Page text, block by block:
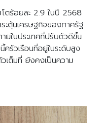
ตร้อยละ 2.9 ในปี 2568
ะตุ้นเศรษฐกิจของภาครัฐ
ยในประเทศที่ปรับตัวดีขึ้น
รัวเรือนที่อยู่ในระดับสูง
เต็มที่ ยังคงเป็นความ